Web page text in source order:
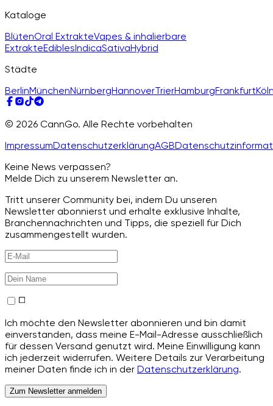
Kataloge
BlütenOral ExtrakteVapes & inhalierbare
ExtrakteEdiblesIndicaSativaHybrid
Städte
BerlinMünchenNürnbergHannoverTrierHamburgFrankfurt
© 2026 CannGo. Alle Rechte vorbehalten
ImpressumDatenschutzerklärungAGB
Keine News verpassen?
Melde Dich zu unserem Newsletter an.
Tritt unserer Community bei, indem Du unseren
Newsletter abonnierst und erhalte exklusive Inhalte,
Branchennachrichten und Tipps, die speziell für Dich
zusammengestellt wurden.
Ich möchte den Newsletter abonnieren und bin damit
einverstanden, dass meine E-Mail-Adresse ausschließlich
für dessen Versand genutzt wird. Meine Einwilligung kann
ich jederzeit widerrufen. Weitere Details zur Verarbeitung
meiner Daten finde ich in der Datenschutzerklärung.
Zum Newsletter anmelden